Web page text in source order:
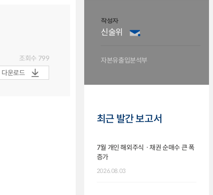
조회수 799
다운로드
작성자
신술위
자본유출입분석부
최근 발간 보고서
7월 개인 해외주식ㆍ채권 순매수 큰 폭
증가
2026.08.03